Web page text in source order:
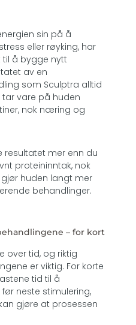
sin på å
eller røyking, har
å bygge nytt
av en
som Sculptra alltid
vare på huden
nok næring og
resultatet mer enn du
proteininntak, nok
huden langt mer
behandlinger.
– for kort
over tid, og riktig
er viktig. For korte
tid til å
neste stimulering,
gjøre at prosessen